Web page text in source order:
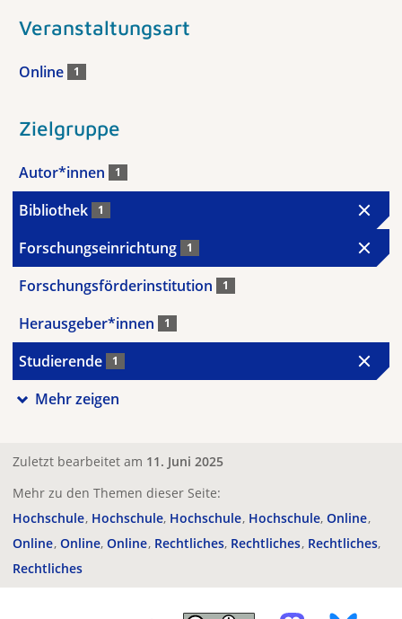
Veranstaltungsart
Online 1
Zielgruppe
Autor*innen 1
Bibliothek 1
Forschungseinrichtung 1
Forschungsförderinstitution 1
Herausgeber*innen 1
Studierende 1
Mehr zeigen
Zuletzt bearbeitet am 11. Juni 2025
Mehr zu den Themen dieser Seite:
Hochschule Hochschule Hochschule Hochschule Online
Online Online Online Rechtliches Rechtliches Rechtliches
Rechtliches